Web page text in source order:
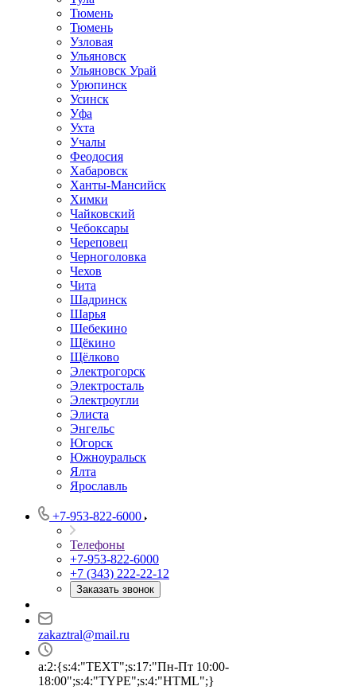
Тюмень
Тюмень
Узловая
Ульяновск
Ульяновск Урай
Урюпинск
Усинск
Уфа
Ухта
Учалы
Феодосия
Хабаровск
Ханты-Мансийск
Химки
Чайковский
Чебоксары
Череповец
Черноголовка
Чехов
Чита
Шадринск
Шарья
Шебекино
Щёкино
Щёлково
Электрогорск
Электросталь
Электроугли
Элиста
Энгельс
Югорск
Южноуральск
Ялта
Ярославль
+7-953-822-6000
Телефоны
+7-953-822-6000
+7 (343) 222-22-12
Заказать звонок
zakaztral@mail.ru
a:2:{s:4:"TEXT";s:17:"Пн-Пт 10:00-
18:00";s:4:"TYPE";s:4:"HTML";}